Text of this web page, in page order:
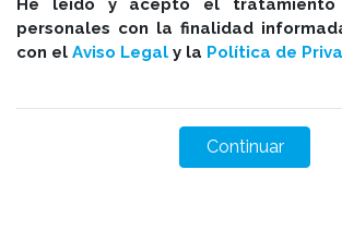
He leído y acepto el
personales con la finalidad
con el Aviso Legal y la Política de